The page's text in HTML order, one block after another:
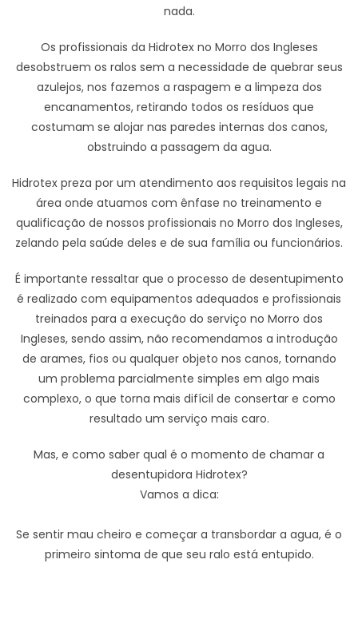
nada.
Os profissionais da Hidrotex no Morro dos Ingleses
desobstruem os ralos sem a necessidade de quebrar seus
azulejos, nos fazemos a raspagem e a limpeza dos
encanamentos, retirando todos os resíduos que
costumam se alojar nas paredes internas dos canos,
obstruindo a passagem da agua.
Hidrotex preza por um atendimento aos requisitos legais na
área onde atuamos com ênfase no treinamento e
qualificação de nossos profissionais no Morro dos Ingleses,
zelando pela saúde deles e de sua família ou funcionários.
É importante ressaltar que o processo de desentupimento
é realizado com equipamentos adequados e profissionais
treinados para a execução do serviço no Morro dos
Ingleses, sendo assim, não recomendamos a introdução
de arames, fios ou qualquer objeto nos canos, tornando
um problema parcialmente simples em algo mais
complexo, o que torna mais difícil de consertar e como
resultado um serviço mais caro.
Mas, e como saber qual é o momento de chamar a
desentupidora Hidrotex?
Vamos a dica:
Se sentir mau cheiro e começar a transbordar a agua, é o
primeiro sintoma de que seu ralo está entupido.